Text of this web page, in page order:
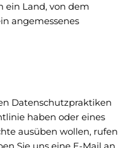
ein Land, von dem
angemessenes
Datenschutzpraktiken
haben oder eines
ausüben wollen, rufen